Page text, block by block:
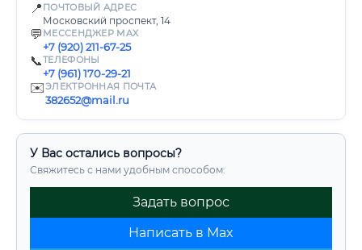
📍 ПОЧТОВЫЙ АДРЕС
Московский проспект, 14
💬 МЕССЕНДЖЕР MAX
+7 (920) 211-67-25
📞ТЕЛЕФОНЫ
+7 (961) 170-29-21
✉️ЭЛЕКТРОННАЯ ПОЧТА
382652@mail.ru
У Вас остались вопросы?
Свяжитесь с нами удобным способом:
Задать вопрос
Написать в Max